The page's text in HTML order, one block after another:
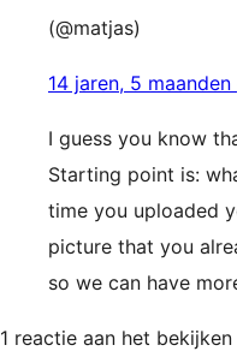
(@matjas)
14 jaren, 5
I guess you know
Starting point is:
time you uploaded
picture that you
so we can have
1 reactie aan het